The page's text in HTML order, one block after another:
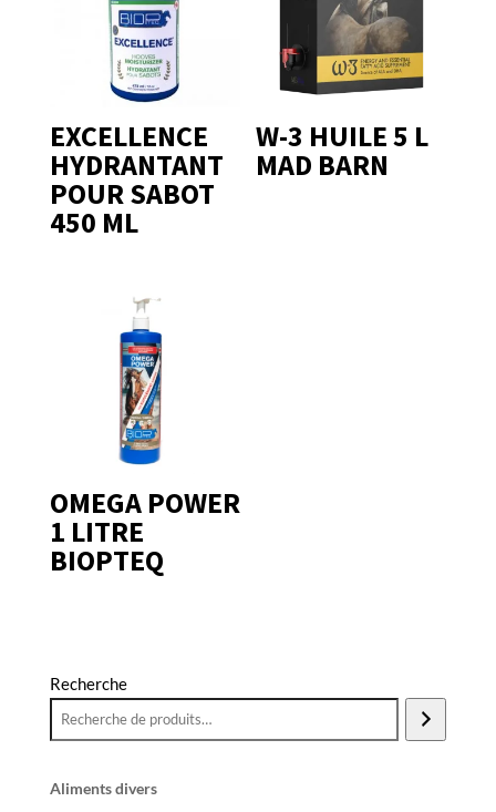
EXCELLENCE
HYDRANTANT
POUR SABOT
450 ML
W-3 HUILE 5 L
MAD BARN
OMEGA POWER
1 LITRE
BIOPTEQ
Recherche
Aliments divers